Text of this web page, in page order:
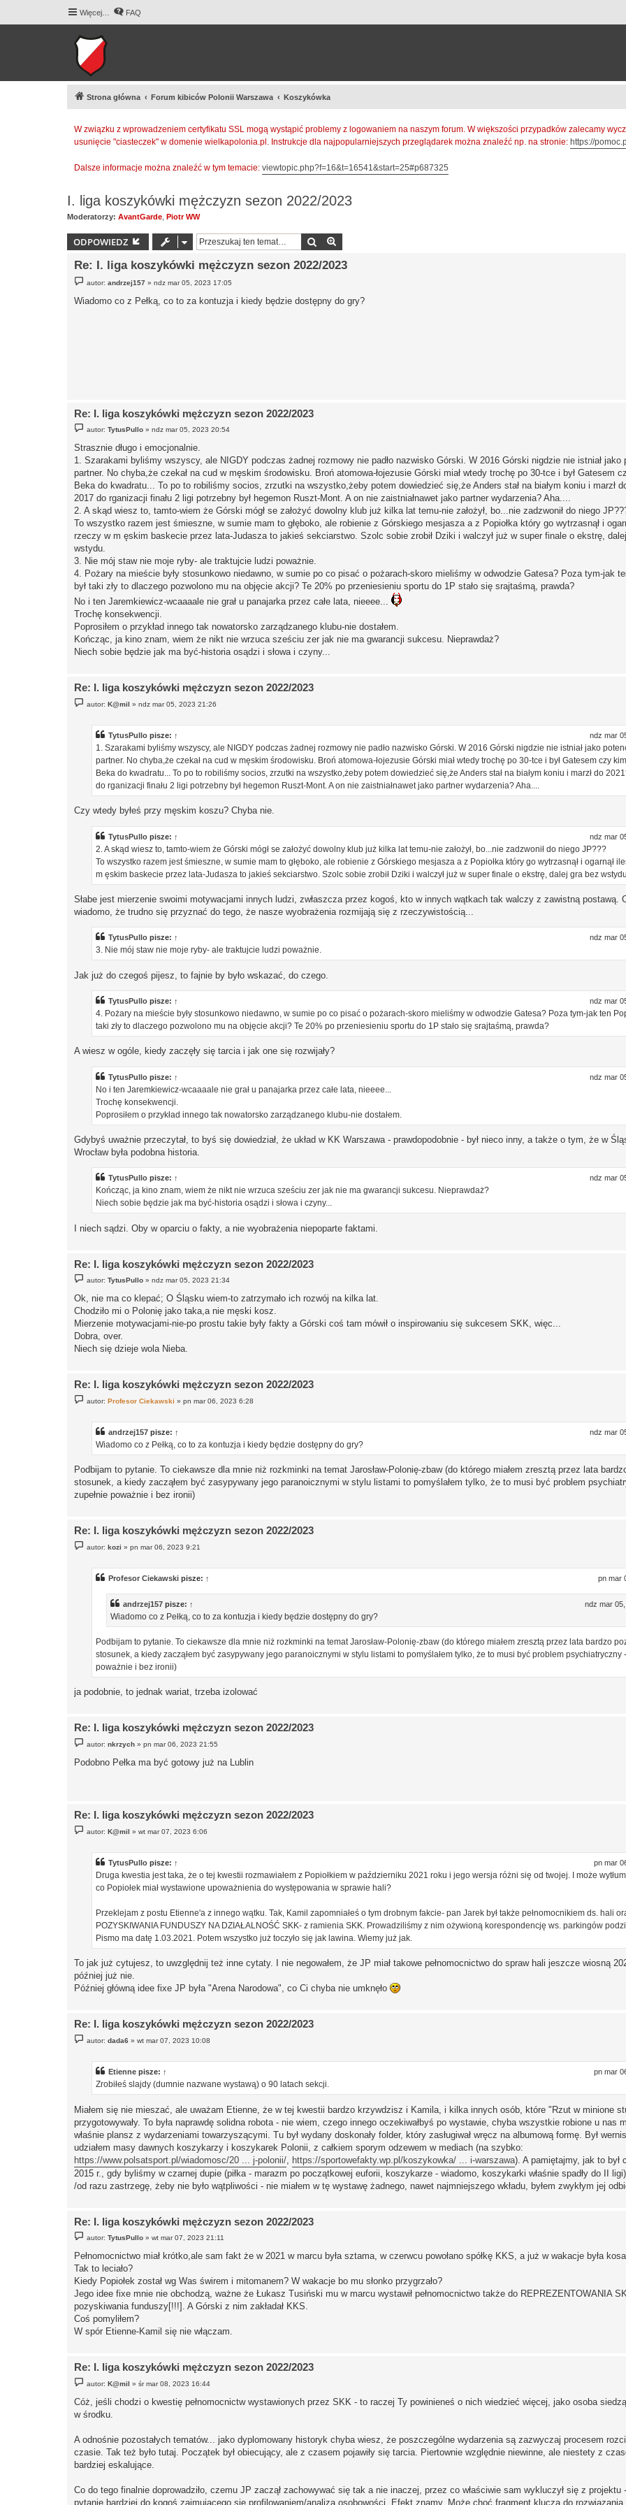
Więcej… FAQ
Strona główna Forum kibiców Polonii Warszawa Koszykówka
W związku z wprowadzeniem certyfikatu SSL mogą wystąpić problemy z logowaniem na naszym forum. W większości przypadków zalecamy
usunięcie "ciasteczek" w domenie wielkapolonia.pl. Instrukcje dla najpopularniejszych przeglądarek można znaleźć np. na stronie: https://
Dalsze informacje można znaleźć w tym temacie: viewtopic.php?f=16&t=16541&start=25#p687325
I. liga koszykówki mężczyzn sezon 2022/2023
Moderatorzy: AvantGarde Piotr WW
ODPOWIEDZ Szukaj
Re: I. liga koszykówki mężczyzn sezon 2022/2023
o
t
autor:andrzej157 »ndz mar 05, 2023 17:05
Wiadomo co z Pełką, co to za kontuzja i kiedy będzie dostępny do gry?
Re: I. liga koszykówki mężczyzn sezon 2022/2023
o
t
autor:TytusPullo »ndz mar 05, 2023 20:54
Strasznie długo i emocjonalnie.
1. Szarakami byliśmy wszyscy, ale NIGDY podczas żadnej rozmowy nie padło nazwisko Górski. W 2016 Górski nigdzie nie istniał jako
partner. No chyba,że czekał na cud w męskim środowisku. Broń atomowa-łojezusie Górski miał wtedy trochę po 30-tce i był Gatesem
Beka do kwadratu... To po to robiliśmy socios, zrzutki na wszystko,żeby potem dowiedzieć się,że Anders stał na białym koniu i marzł
2017 do rganizacji finału 2 ligi potrzebny był hegemon Ruszt-Mont. A on nie zaistniałnawet jako partner wydarzenia? Aha....
2. A skąd wiesz to, tamto-wiem że Górski mógł se założyć dowolny klub już kilka lat temu-nie założył, bo...nie zadzwonił do niego
To wszystko razem jest śmieszne, w sumie mam to głęboko, ale robienie z Górskiego mesjasza a z Popiołka który go wytrzasnął i
rzeczy w m ęskim baskecie przez lata-Judasza to jakieś sekciarstwo. Szolc sobie zrobił Dziki i walczył już w super finale o ekstrę,
wstydu.
3. Nie mój staw nie moje ryby- ale traktujcie ludzi poważnie.
4. Pożary na mieście były stosunkowo niedawno, w sumie po co pisać o pożarach-skoro mieliśmy w odwodzie Gatesa? Poza tym-jak
był taki zły to dlaczego pozwolono mu na objęcie akcji? Te 20% po przeniesieniu sportu do 1P stało się srajtaśmą, prawda?
No i ten Jaremkiewicz-wcaaaale nie grał u panajarka przez całe lata, nieeee...
Trochę konsekwencji.
Poprosiłem o przykład innego tak nowatorsko zarządzanego klubu-nie dostałem.
Kończąc, ja kino znam, wiem że nikt nie wrzuca sześciu zer jak nie ma gwarancji sukcesu. Nieprawdaż?
Niech sobie będzie jak ma być-historia osądzi i słowa i czyny...
Re: I. liga koszykówki mężczyzn sezon 2022/2023
o
autor:K@mil »ndz mar 05, 2023 21:26
TytusPullo pisze: ↑ ndz mar
1. Szarakami byliśmy wszyscy, ale NIGDY podczas żadnej rozmowy nie padło nazwisko Górski. W 2016 Górski nigdzie nie istniał jako
partner. No chyba,że czekał na cud w męskim środowisku. Broń atomowa-łojezusie Górski miał wtedy trochę po 30-tce i był Gatesem czy
Beka do kwadratu... To po to robiliśmy socios, zrzutki na wszystko,żeby potem dowiedzieć się,że Anders stał na białym koniu i marzł do
do rganizacji finału 2 ligi potrzebny był hegemon Ruszt-Mont. A on nie zaistniałnawet jako partner wydarzenia? Aha....
Czy wtedy byłeś przy męskim koszu? Chyba nie.
TytusPullo pisze: ↑ ndz mar
2. A skąd wiesz to, tamto-wiem że Górski mógł se założyć dowolny klub już kilka lat temu-nie założył, bo...nie zadzwonił do niego JP???
To wszystko razem jest śmieszne, w sumie mam to głęboko, ale robienie z Górskiego mesjasza a z Popiołka który go wytrzasnął i ogarnął
m ęskim baskecie przez lata-Judasza to jakieś sekciarstwo. Szolc sobie zrobił Dziki i walczył już w super finale o ekstrę, dalej gra bez wstydu.
Słabe jest mierzenie swoimi motywacjami innych ludzi, zwłaszcza przez kogoś, kto w innych wątkach tak walczy z zawistną postawą.
wiadomo, że trudno się przyznać do tego, że nasze wyobrażenia rozmijają się z rzeczywistością...
TytusPullo pisze: ↑ ndz mar
3. Nie mój staw nie moje ryby- ale traktujcie ludzi poważnie.
Jak już do czegoś pijesz, to fajnie by było wskazać, do czego.
TytusPullo pisze: ↑ ndz mar
4. Pożary na mieście były stosunkowo niedawno, w sumie po co pisać o pożarach-skoro mieliśmy w odwodzie Gatesa? Poza tym-jak ten
taki zły to dlaczego pozwolono mu na objęcie akcji? Te 20% po przeniesieniu sportu do 1P stało się srajtaśmą, prawda?
A wiesz w ogóle, kiedy zaczęły się tarcia i jak one się rozwijały?
TytusPullo pisze: ↑ ndz mar
No i ten Jaremkiewicz-wcaaaale nie grał u panajarka przez całe lata, nieeee...
Trochę konsekwencji.
Poprosiłem o przykład innego tak nowatorsko zarządzanego klubu-nie dostałem.
Gdybyś uważnie przeczytał, to byś się dowiedział, że układ w KK Warszawa - prawdopodobnie - był nieco inny, a także o tym, że w
Wrocław była podobna historia.
TytusPullo pisze: ↑ ndz mar
Kończąc, ja kino znam, wiem że nikt nie wrzuca sześciu zer jak nie ma gwarancji sukcesu. Nieprawdaż?
Niech sobie będzie jak ma być-historia osądzi i słowa i czyny...
I niech sądzi. Oby w oparciu o fakty, a nie wyobrażenia niepoparte faktami.
Re: I. liga koszykówki mężczyzn sezon 2022/2023
o
t
autor:TytusPullo »ndz mar 05, 2023 21:34
Ok, nie ma co klepać; O Śląsku wiem-to zatrzymało ich rozwój na kilka lat.
Chodziło mi o Polonię jako taka,a nie męski kosz.
Mierzenie motywacjami-nie-po prostu takie były fakty a Górski coś tam mówił o inspirowaniu się sukcesem SKK, więc...
Dobra, over.
Niech się dzieje wola Nieba.
Re: I. liga koszykówki mężczyzn sezon 2022/2023
o
autor:Profesor Ciekawski »pn mar 06, 2023 6:28
andrzej157 pisze: ↑ ndz mar
Wiadomo co z Pełką, co to za kontuzja i kiedy będzie dostępny do gry?
Podbijam to pytanie. To ciekawsze dla mnie niż rozkminki na temat Jarosław-Polonię-zbaw (do którego miałem zresztą przez lata
stosunek, a kiedy zacząłem być zasypywany jego paranoicznymi w stylu listami to pomyślałem tylko, że to musi być problem
zupełnie poważnie i bez ironii)
Re: I. liga koszykówki mężczyzn sezon 2022/2023
o
autor:kozi »pn mar 06, 2023 9:21
Profesor Ciekawski pisze: ↑ pn mar
andrzej157 pisze: ↑ ndz mar
Wiadomo co z Pełką, co to za kontuzja i kiedy będzie dostępny do gry?
Podbijam to pytanie. To ciekawsze dla mnie niż rozkminki na temat Jarosław-Polonię-zbaw (do którego miałem zresztą przez lata bardzo
stosunek, a kiedy zacząłem być zasypywany jego paranoicznymi w stylu listami to pomyślałem tylko, że to musi być problem psychiatryczny
poważnie i bez ironii)
ja podobnie, to jednak wariat, trzeba izolować
Re: I. liga koszykówki mężczyzn sezon 2022/2023
o
t
autor:nkrzych »pn mar 06, 2023 21:55
Podobno Pełka ma być gotowy już na Lublin
Re: I. liga koszykówki mężczyzn sezon 2022/2023
o
autor:K@mil »wt mar 07, 2023 6:06
TytusPullo pisze: ↑ pn mar
Druga kwestia jest taka, że o tej kwestii rozmawiałem z Popiołkiem w październiku 2021 roku i jego wersja różni się od twojej. I może
co Popiołek miał wystawione upoważnienia do występowania w sprawie hali?
Przeklejam z postu Etienne'a z innego wątku. Tak, Kamil zapomniałeś o tym drobnym fakcie- pan Jarek był także pełnomocnikiem ds. hali
POZYSKIWANIA FUNDUSZY NA DZIAŁALNOŚĆ SKK- z ramienia SKK. Prowadziliśmy z nim ożywioną korespondencję ws. parkingów
Pismo ma datę 1.03.2021. Potem wszystko już toczyło się jak lawina. Wiemy już jak.
To jak już cytujesz, to uwzględnij też inne cytaty. I nie negowałem, że JP miał takowe pełnomocnictwo do spraw hali jeszcze wiosną
później już nie.
Później główną idee fixe JP była "Arena Narodowa", co Ci chyba nie umknęło
Re: I. liga koszykówki mężczyzn sezon 2022/2023
o
autor:dada6 »wt mar 07, 2023 10:08
Etienne pisze: ↑ pn mar
Zrobiłeś slajdy (dumnie nazwane wystawą) o 90 latach sekcji.
Miałem się nie mieszać, ale uważam Etienne, że w tej kwestii bardzo krzywdzisz i Kamila, i kilka innych osób, które "Rzut w minione
przygotowywały. To była naprawdę solidna robota - nie wiem, czego innego oczekiwałbyś po wystawie, chyba wszystkie robione u nas
właśnie plansz z wydarzeniami towarzyszącymi. Tu był wydany doskonały folder, który zasługiwał wręcz na albumową formę. Był
udziałem masy dawnych koszykarzy i koszykarek Polonii, z całkiem sporym odzewem w mediach (na szybko:
https://www.polsatsport.pl/wiadomosc/20 ... j-polonii/ https://sportowefakty.wp.pl/koszykowka/ ... i-warszawa). A pamiętajmy, jak to był
2015 r., gdy byliśmy w czarnej dupie (piłka - marazm po początkowej euforii, koszykarze - wiadomo, koszykarki właśnie spadły do II ligi).
/od razu zastrzegę, żeby nie było wątpliwości - nie miałem w tę wystawę żadnego, nawet najmniejszego wkładu, byłem zwykłym jej
Re: I. liga koszykówki mężczyzn sezon 2022/2023
o
s
t
autor:TytusPullo »wt mar 07, 2023 21:11
Pełnomocnictwo miał krótko,ale sam fakt że w 2021 w marcu była sztama, w czerwcu powołano spółkę KKS, a już w wakacje była
Tak to leciało?
Kiedy Popiołek został wg Was świrem i mitomanem? W wakacje bo mu słonko przygrzało?
Jego idee fixe mnie nie obchodzą, ważne że Łukasz Tusiński mu w marcu wystawił pełnomocnictwo także do REPREZENTOWANIA
pozyskiwania funduszy[!!!]. A Górski z nim zakładał KKS.
Coś pomyliłem?
W spór Etienne-Kamil się nie włączam.
Re: I. liga koszykówki mężczyzn sezon 2022/2023
o
s
t
autor:K@mil »śr mar 08, 2023 16:44
Cóż, jeśli chodzi o kwestię pełnomocnictw wystawionych przez SKK - to raczej Ty powinieneś o nich wiedzieć więcej, jako osoba
w środku.
A odnośnie pozostałych tematów... jako dyplomowany historyk chyba wiesz, że poszczególne wydarzenia są zazwyczaj procesem
czasie. Tak też było tutaj. Początek był obiecujący, ale z czasem pojawiły się tarcia. Piertownie względnie niewinne, ale niestety z
bardziej eskalujące.
Co do tego finalnie doprowadziło, czemu JP zaczął zachowywać się tak a nie inaczej, przez co właściwie sam wykluczył się z projektu
pytanie bardziej do kogoś zajmującego się profilowaniem/analizą osobowości. Efekt znamy. Może choć fragment klucza do rozwiązania